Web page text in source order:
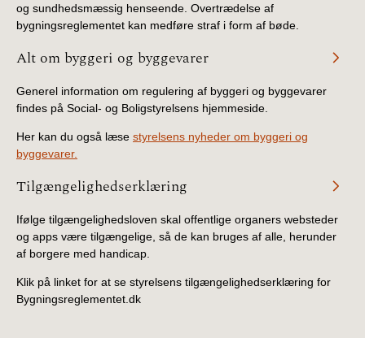
og sundhedsmæssig henseende. Overtrædelse af
bygningsreglementet kan medføre straf i form af bøde.
Alt om byggeri og byggevarer
Generel information om regulering af byggeri og byggevarer
findes på Social- og Boligstyrelsens hjemmeside.
Her kan du også læse styrelsens nyheder om byggeri og
byggevarer.
Tilgængelighedserklæring
Ifølge tilgængelighedsloven skal offentlige organers websteder
og apps være tilgængelige, så de kan bruges af alle, herunder
af borgere med handicap.
Klik på linket for at se styrelsens tilgængelighedserklæring for
Bygningsreglementet.dk